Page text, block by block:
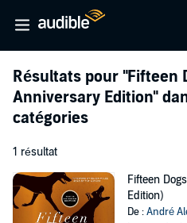
Résultats pour "Fifteen
Anniversary Edition"
catégories
1 résultat
Fifteen
Edition)
De :André